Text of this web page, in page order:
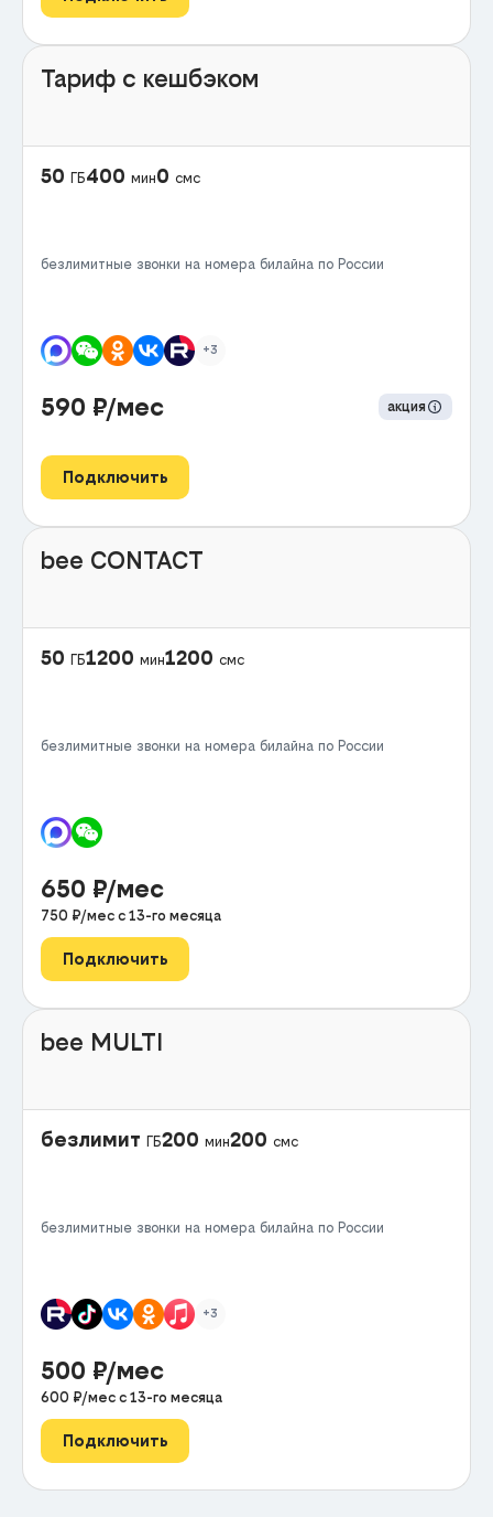
Тариф с кешбэком
50 ГБ400 мин0 смс
безлимитные звонки на номера билайна по России
+3
590 ₽/мес акция
Подключить
bee CONTACT
50 ГБ1200 мин1200 смс
безлимитные звонки на номера билайна по России
650 ₽/мес
750 ₽/мес с 13-го месяца
Подключить
bee MULTI
безлимит ГБ200 мин200 смс
безлимитные звонки на номера билайна по России
+3
500 ₽/мес
600 ₽/мес с 13-го месяца
Подключить